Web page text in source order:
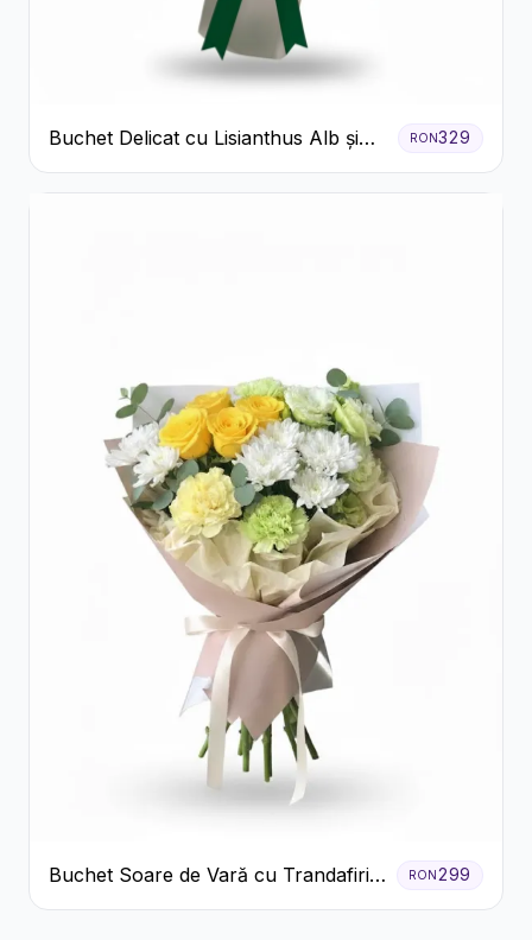
Buchet Delicat cu Lisianthus Alb și
Roz
RON329
Buchet Soare de Vară cu Trandafiri
Galbeni și Crizanteme Albe
RON299